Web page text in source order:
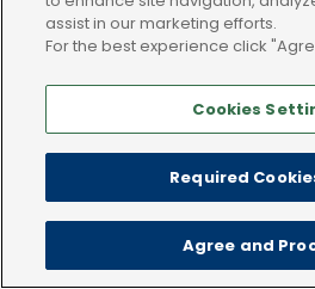
ES
assist in our marketing efforts.
For the best experience click
Cookies
Required
Agree and